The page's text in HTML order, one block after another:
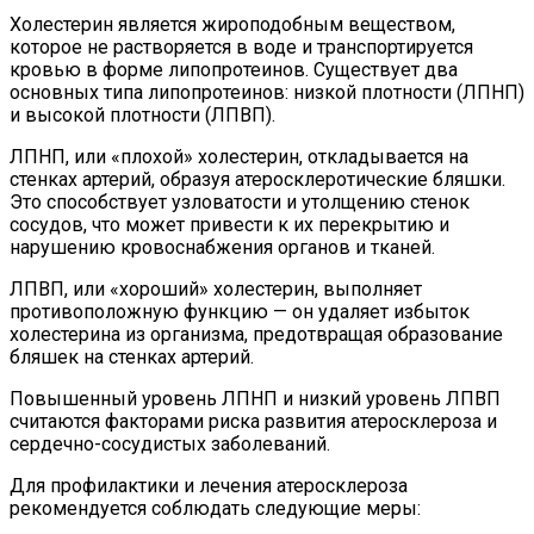
Холестерин является жироподобным веществом,
которое не растворяется в воде и транспортируется
кровью в форме липопротеинов. Существует два
основных типа липопротеинов: низкой плотности (ЛПНП)
и высокой плотности (ЛПВП).
ЛПНП, или «плохой» холестерин, откладывается на
стенках артерий, образуя атеросклеротические бляшки.
Это способствует узловатости и утолщению стенок
сосудов, что может привести к их перекрытию и
нарушению кровоснабжения органов и тканей.
ЛПВП, или «хороший» холестерин, выполняет
противоположную функцию — он удаляет избыток
холестерина из организма, предотвращая образование
бляшек на стенках артерий.
Повышенный уровень ЛПНП и низкий уровень ЛПВП
считаются факторами риска развития атеросклероза и
сердечно-сосудистых заболеваний.
Для профилактики и лечения атеросклероза
рекомендуется соблюдать следующие меры: